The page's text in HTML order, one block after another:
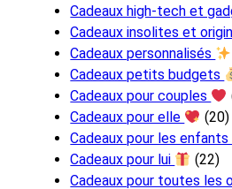
Cadeaux high-tech et
Cadeaux insolites et
Cadeaux personnalisés
Cadeaux petits budgets
Cadeaux pour couples
Cadeaux pour elle
(20)
Cadeaux pour les enfants
Cadeaux pour lui
(22)
Cadeaux pour toutes les